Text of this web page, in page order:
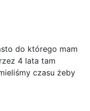
do którego mam
4 lata tam
czasu żeby